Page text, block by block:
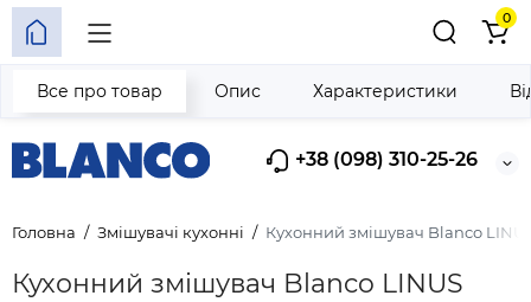
+38 (098) 310-25-26
0
Головна Змішувачі кухонні Кухонний змішувач Blanco
Кухонний змішувач Blanco LINUS
Все про товар Опис Характеристики